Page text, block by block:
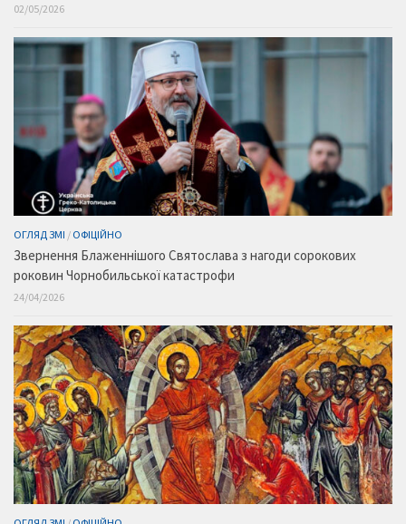
02/05/2026
ОГЛЯД ЗМІ / ОФІЦІЙНО
Звернення Блаженнішого Святослава з нагоди сорокових
роковин Чорнобильської катастрофи
24/04/2026